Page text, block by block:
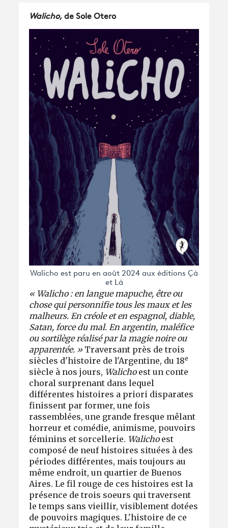
Walicho, de Sole Otero
Walicho est paru en août 2024 aux éditions Çà
et Là
« Walicho : en langue mapuche, être ou
chose qui personnifie tous les maux et les
malheurs. En créole et en espagnol, diable,
Satan, force du mal. En argentin, maléfice
ou sortilège réalisé par la magie noire ou
apparentée. » Traversant près de trois
siècles d'histoire de l'Argentine, du 18e
siècle à nos jours, Walichoest un conte
choral surprenant dans lequel
différentes histoires a priori disparates
finissent par former, une fois
rassemblées, une grande fresque mêlant
horreur et comédie, animisme, pouvoirs
féminins et sorcellerie. Walichoest
composé de neuf histoires situées à des
périodes différentes, mais toujours au
même endroit, un quartier de Buenos
Aires. Le fil rouge de ces histoires est la
présence de trois soeurs qui traversent
le temps sans vieillir, visiblement dotées
de pouvoirs magiques. L'histoire de ce